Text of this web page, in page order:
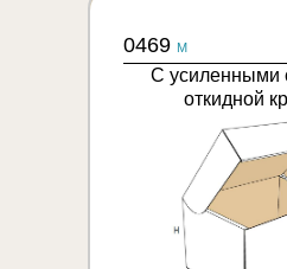
0469 M
С усиленными
откидной